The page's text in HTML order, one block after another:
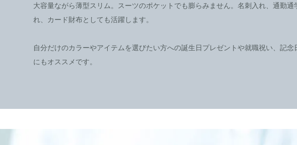
大容量ながら薄型スリム。スーツのポケットでも膨らみません。名刺入れ、通勤通
れ、カード財布としても活躍します。
自分だけのカラーやアイテムを選びたい方への誕生日プレゼントや就職祝い、記念
にもオススメです。